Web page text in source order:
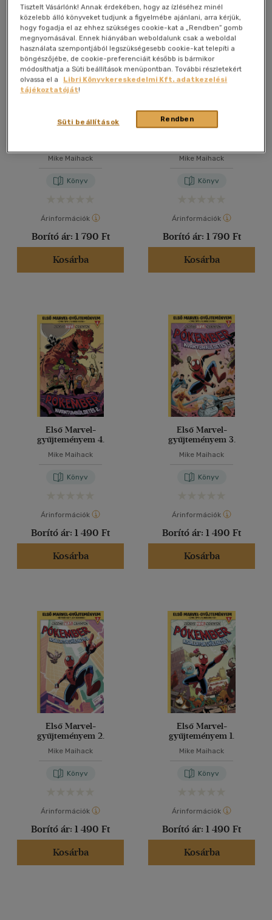
40 db / oldal
Alkalmaz
Összesen
Mike Maihack
Könyv
Árinformációk
Borító ár: 1 790 Ft
Kosárba
Mike Maihack
Könyv
Árinformációk
Borító ár: 1 790 Ft
Kosárba
Első Marvel-
gyűjteményem 4.
Mike Maihack
Könyv
Árinformációk
Borító ár: 1 490 Ft
Kosárba
Első Marvel-
gyűjteményem 3.
Mike Maihack
Könyv
Árinformációk
Borító ár: 1 490 Ft
Kosárba
Első Marvel-
gyűjteményem 2.
Mike Maihack
Könyv
Árinformációk
Borító ár: 1 490 Ft
Kosárba
Első Marvel-
gyűjteményem 1.
Mike Maihack
Könyv
Árinformációk
Borító ár: 1 490 Ft
Kosárba
Tisztelt Vásárlónk! Annak érdekében, hogy az ízléséhez minél
közelebb álló könyveket tudjunk a figyelmébe ajánlani, arra kérjük,
hogy fogadja el az ehhez szükséges cookie-kat a „Rendben” gomb
megnyomásával. Ennek hiányában weboldalunk csak a weboldal
használata szempontjából legszükségesebb cookie-kat telepíti a
böngészőjébe, de cookie-preferenciáit később is bármikor
módosíthatja a Süti beállítások menüpontban. További részletekért
olvassa el a
Libri Könyvkereskedelmi Kft. adatkezelési
tájékoztatóját!
Rendben
Süti beállítások